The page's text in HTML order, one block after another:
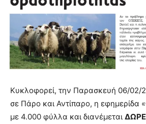
Κυκλοφορεί, την Παρασκευή 06/02/
σε Πάρο και Αντίπαρο, η εφημερίδα
με 4.000 φύλλα και διανέμεται